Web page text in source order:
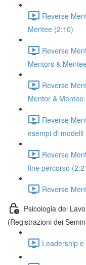
Reverse
Mentee (2:10)
Reverse
Mentors &
Reverse
Mentor &
Reverse
esempi di modelli
Reverse
fine percorso
Reverse
Psicologia del
(Registrazioni dei
Leadership